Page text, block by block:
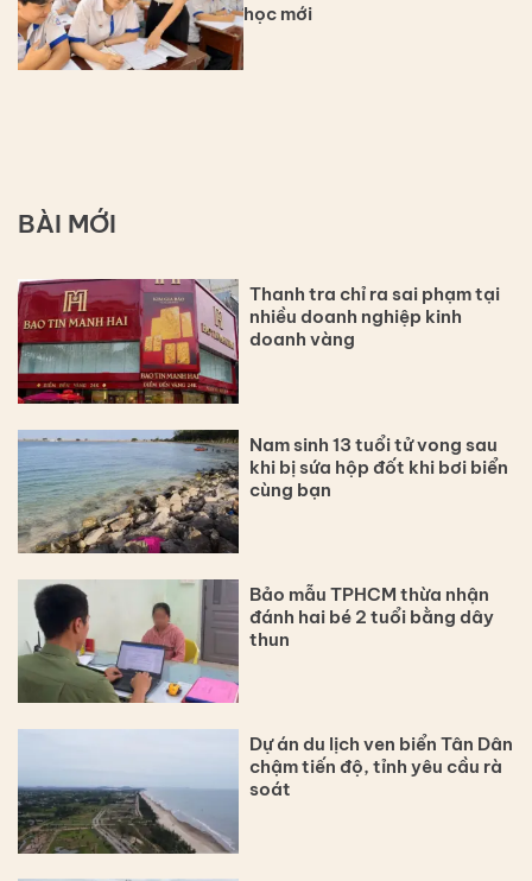
học mới
BÀI MỚI
Thanh tra chỉ ra sai phạm tại
nhiều doanh nghiệp kinh
doanh vàng
Nam sinh 13 tuổi tử vong sau
khi bị sứa hộp đốt khi bơi biển
cùng bạn
Bảo mẫu TPHCM thừa nhận
đánh hai bé 2 tuổi bằng dây
thun
Dự án du lịch ven biển Tân Dân
chậm tiến độ, tỉnh yêu cầu rà
soát